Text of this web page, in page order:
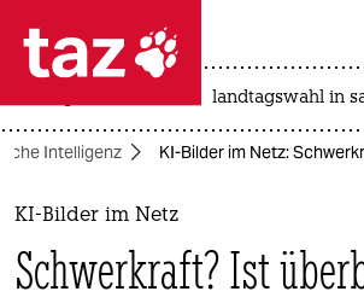
 taz zahl ich
taz zahl ich
themen
politik
landtagswahl in
Intelligenz KI-Bilder im Netz:
KI-Bilder im Netz
Schwerkraft? Ist